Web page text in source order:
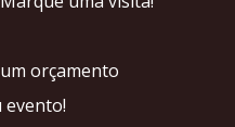
orçamento
evento!